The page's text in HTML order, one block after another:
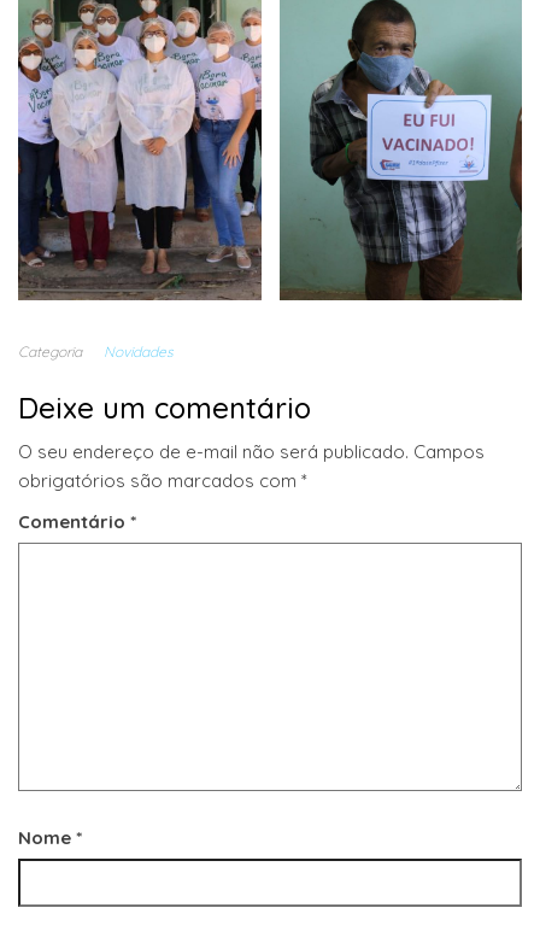
Categoria Novidades
Deixe um comentário
O seu endereço de e-mail não será publicado. Campos
obrigatórios são marcados com *
Comentário *
Nome *